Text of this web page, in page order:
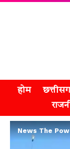
होम
News The